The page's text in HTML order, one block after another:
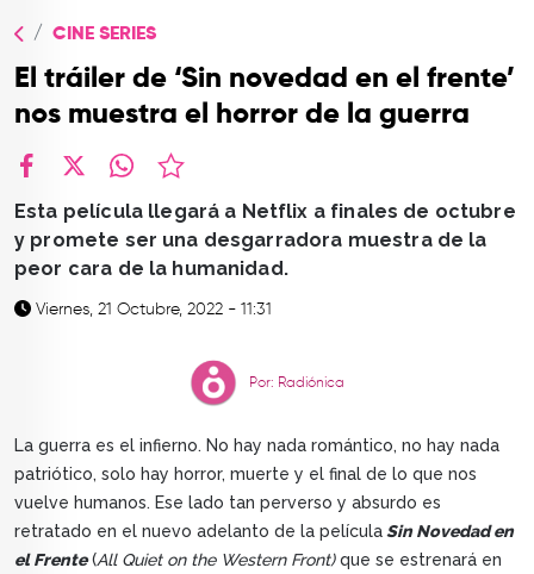
CONTACTO
CINE SERIES
El tráiler de ‘Sin novedad en el frente’
nos muestra el horror de la guerra
Esta película llegará a Netflix a finales de octubre
y promete ser una desgarradora muestra de la
peor cara de la humanidad.
Viernes, 21 Octubre, 2022 - 11:31
Por: Radiónica
La guerra es el infierno. No hay nada romántico, no hay nada
patriótico, solo hay horror, muerte y el final de lo que nos
vuelve humanos. Ese lado tan perverso y absurdo es
retratado en el nuevo adelanto de la películaSin Novedad en
el Frente(All Quiet on the Western Front)que se estrenará en